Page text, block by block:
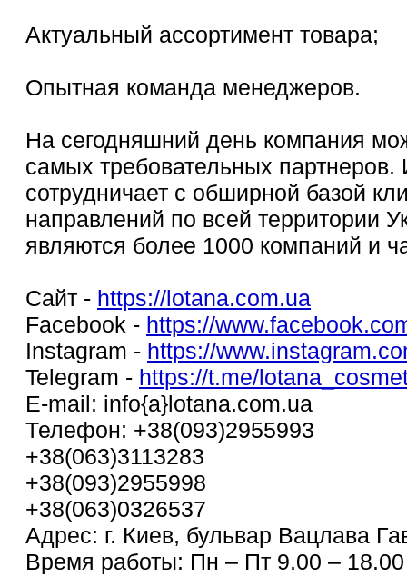
Актуальный ассортимент товара;
Опытная команда менеджеров.
На сегодняшний день компания
самых требовательных
сотрудничает c обширной базой
направлений по всей территории
являются более 1000 компаний и
Сайт - https://lotana.com.ua
Facebook - https://
Instagram - https://
Telegram - https://t.me/
E-mail: info{a}lotana.com.ua
Телефон: +38(093)2955993
+38(063)3113283
+38(093)2955998
+38(063)0326537
Адрес: г. Киев, бульвар Вацлава
Время работы: Пн – Пт 9.00 – 18.00